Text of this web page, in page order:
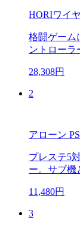
HORIワイ
格闘ゲーム
ントローラ
28,308円
2
アローン
プレステ5
ー。サブ機
11,480円
3